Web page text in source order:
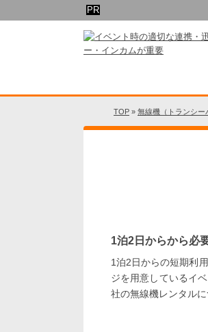
TOP » 無線機（トランシー
1泊2日からから必
1泊2日からの短期利
ジを用意しているイ
社の無線機レンタルに